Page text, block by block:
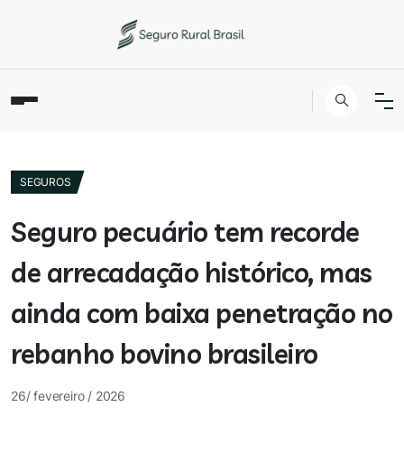
SEGUROS
Seguro pecuário tem recorde
de arrecadação histórico, mas
ainda com baixa penetração no
rebanho bovino brasileiro
26/ fevereiro / 2026